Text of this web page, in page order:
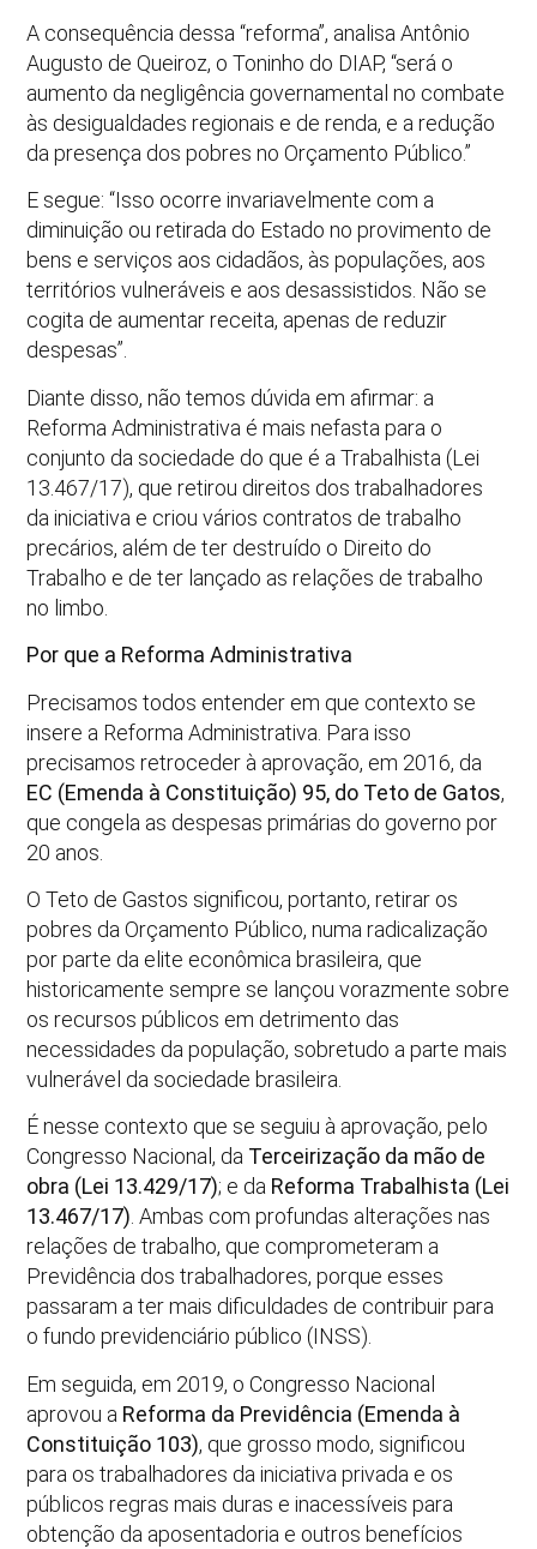
A consequência dessa “reforma”, analisa Antônio
Augusto de Queiroz, o Toninho do DIAP, “será o
aumento da negligência governamental no combate
às desigualdades regionais e de renda, e a redução
da presença dos pobres no Orçamento Público.”
E segue: “Isso ocorre invariavelmente com a
diminuição ou retirada do Estado no provimento de
bens e serviços aos cidadãos, às populações, aos
territórios vulneráveis e aos desassistidos. Não se
cogita de aumentar receita, apenas de reduzir
despesas”.
Diante disso, não temos dúvida em afirmar: a
Reforma Administrativa é mais nefasta para o
conjunto da sociedade do que é a Trabalhista (Lei
13.467/17), que retirou direitos dos trabalhadores
da iniciativa e criou vários contratos de trabalho
precários, além de ter destruído o Direito do
Trabalho e de ter lançado as relações de trabalho
no limbo.
Por que a Reforma Administrativa
Precisamos todos entender em que contexto se
insere a Reforma Administrativa. Para isso
precisamos retroceder à aprovação, em 2016, da
EC (Emenda à Constituição) 95, do Teto de Gatos,
que congela as despesas primárias do governo por
20 anos.
O Teto de Gastos significou, portanto, retirar os
pobres da Orçamento Público, numa radicalização
por parte da elite econômica brasileira, que
historicamente sempre se lançou vorazmente sobre
os recursos públicos em detrimento das
necessidades da população, sobretudo a parte mais
vulnerável da sociedade brasileira.
É nesse contexto que se seguiu à aprovação, pelo
Congresso Nacional, da Terceirização da mão de
obra (Lei 13.429/17); e da Reforma Trabalhista (Lei
13.467/17). Ambas com profundas alterações nas
relações de trabalho, que comprometeram a
Previdência dos trabalhadores, porque esses
passaram a ter mais dificuldades de contribuir para
o fundo previdenciário público (INSS).
Em seguida, em 2019, o Congresso Nacional
aprovou a Reforma da Previdência (Emenda à
Constituição 103), que grosso modo, significou
para os trabalhadores da iniciativa privada e os
públicos regras mais duras e inacessíveis para
obtenção da aposentadoria e outros benefícios